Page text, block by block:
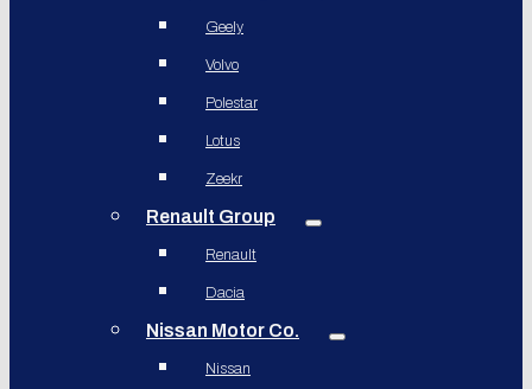
Geely
Volvo
Polestar
Lotus
Zeekr
Renault Group
Renault
Dacia
Nissan Motor Co.
Nissan